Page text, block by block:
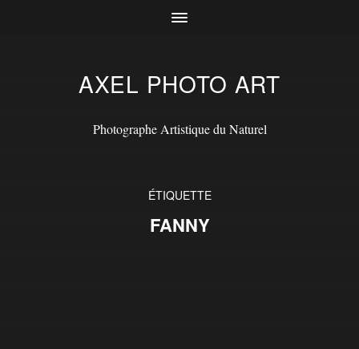
AXEL PHOTO ART
Photographe Artistique du Naturel
ÉTIQUETTE
FANNY